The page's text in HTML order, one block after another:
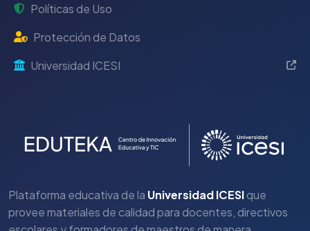
Políticas de Uso
Protección de Datos
Universidad ICESI
Plataforma educativa de la Universidad ICESIque
provee materiales de calidad para docentes, directivos